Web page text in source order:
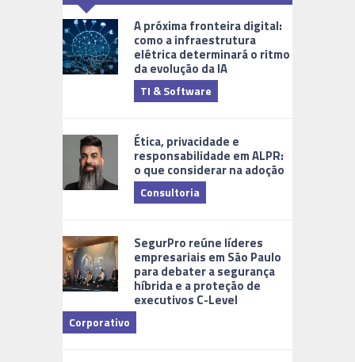
A próxima fronteira digital:
como a infraestrutura
elétrica determinará o ritmo
da evolução da IA
TI & Software
Ética, privacidade e
responsabilidade em ALPR:
o que considerar na adoção
Consultoria
SegurPro reúne líderes
empresariais em São Paulo
para debater a segurança
híbrida e a proteção de
executivos C-Level
Corporativo